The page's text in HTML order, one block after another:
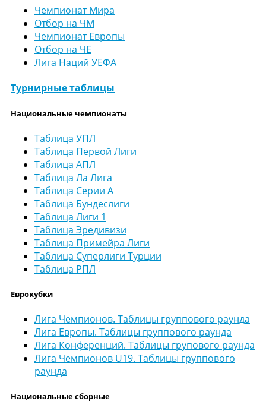
Чемпионат Мира
Отбор на ЧМ
Чемпионат Европы
Отбор на ЧЕ
Лига Наций УЕФА
Турнирные таблицы
Национальные чемпионаты
Таблица УПЛ
Таблица Первой Лиги
Таблица АПЛ
Таблица Ла Лига
Таблица Серии А
Таблица Бундеслиги
Таблица Лиги 1
Таблица Эредивизи
Таблица Примейра Лиги
Таблица Суперлиги Турции
Таблица РПЛ
Еврокубки
Лига Чемпионов. Таблицы группового раунда
Лига Европы. Таблицы группового раунда
Лига Конференций. Таблицы групового раунда
Лига Чемпионов U19. Таблицы группового
раунда
Национальные сборные